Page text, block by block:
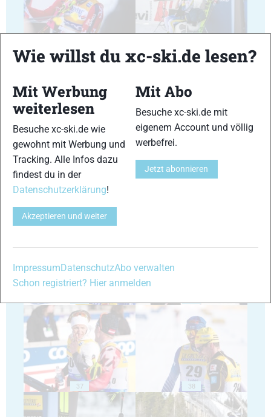
31 32
33
37 38
Wie willst du xc-ski.de lesen?
Mit Werbung
weiterlesen
Besuche xc-ski.de wie
gewohnt mit Werbung und
Tracking. Alle Infos dazu
findest du in der
Datenschutzerklärung!
Akzeptieren und weiter
Mit Abo
Besuche xc-ski.de mit
eigenem Account und völlig
werbefrei.
Jetzt abonnieren
ImpressumDatenschutzAbo verwalten
Schon registriert? Hier anmelden